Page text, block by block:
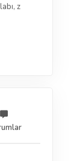
, z